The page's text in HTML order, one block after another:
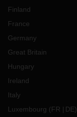
Finland
France
Germany
Great Britain
Hungary
Ireland
Italy
Luxembourg (FR DE)